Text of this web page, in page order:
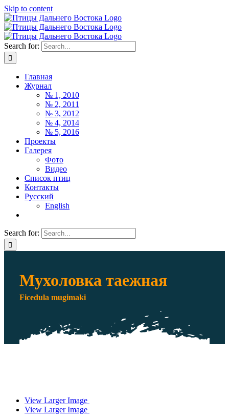
Skip to content
Search for:
Главная
Журнал
№ 1, 2010
№ 2, 2011
№ 3, 2012
№ 4, 2014
№ 5, 2016
Проекты
Галерея
Фото
Видео
Список птиц
Контакты
Русский
English
Search for:
Мухоловка таежная
Ficedula mugimaki
View Larger Image
View Larger Image